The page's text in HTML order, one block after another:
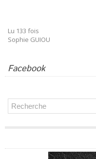
Lu 133 fois
Sophie GUIOU
Facebook